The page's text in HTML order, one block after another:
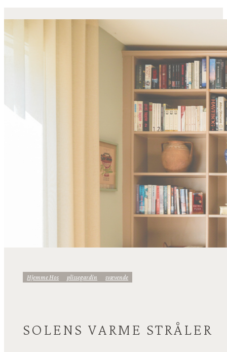
Hjemme Hos Plissegardin Svævende
SOLENS VARME STRÅLER